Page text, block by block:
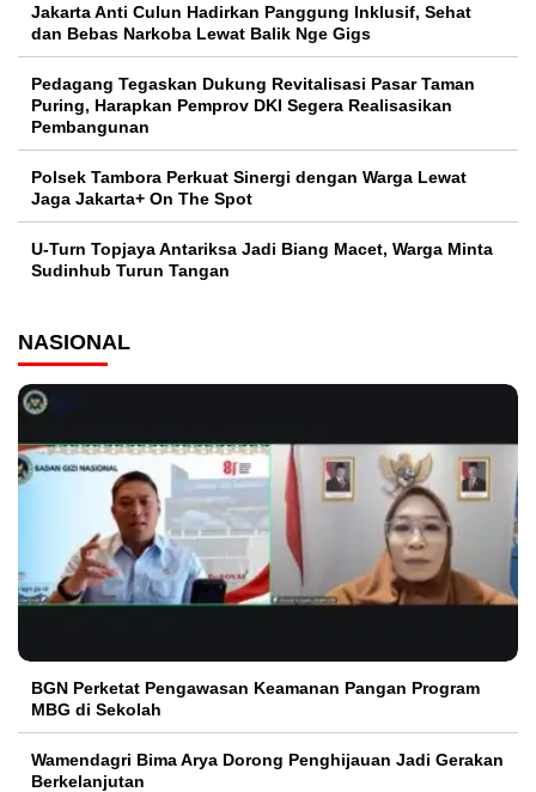
Jakarta Anti Culun Hadirkan Panggung Inklusif, Sehat
dan Bebas Narkoba Lewat Balik Nge Gigs
Pedagang Tegaskan Dukung Revitalisasi Pasar Taman
Puring, Harapkan Pemprov DKI Segera Realisasikan
Pembangunan
Polsek Tambora Perkuat Sinergi dengan Warga Lewat
Jaga Jakarta+ On The Spot
U-Turn Topjaya Antariksa Jadi Biang Macet, Warga Minta
Sudinhub Turun Tangan
NASIONAL
BGN Perketat Pengawasan Keamanan Pangan Program
MBG di Sekolah
Wamendagri Bima Arya Dorong Penghijauan Jadi Gerakan
Berkelanjutan